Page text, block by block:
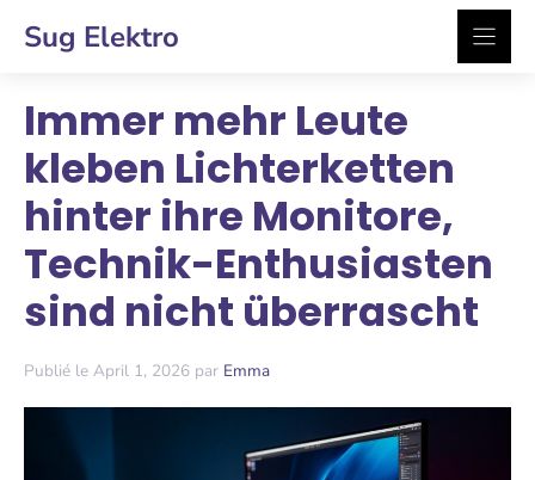
Inhalt
Sug Elektro
Immer mehr Leute
kleben Lichterketten
hinter ihre Monitore,
Technik-Enthusiasten
sind nicht überrascht
Publié le April 1, 2026 par Emma